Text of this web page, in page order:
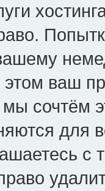
ваш
мы сочтём
для